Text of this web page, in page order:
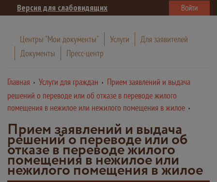
Версия для слабовидящих Войти
Центры "Мои документы" Услуги
Для заявителей
Документы
Пресс-центр
Главная Услуги для граждан
Прием заявлений и выдача
решений о переводе или об отказе в переводе жилого
помещения в нежилое или нежилого помещения в жилое
Прием заявлений и выдача
решений о переводе или об
отказе в переводе жилого
помещения в нежилое или
нежилого помещения в жилое